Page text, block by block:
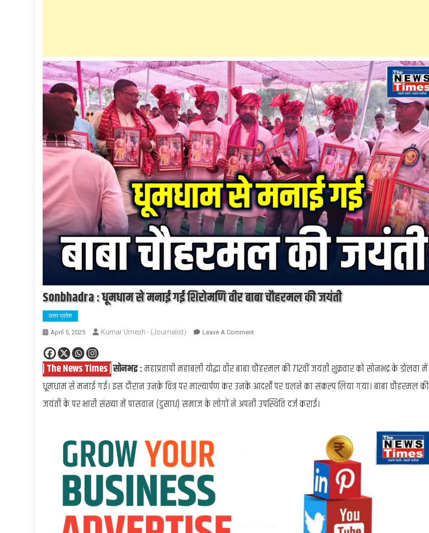
Sonbhadra : धूमधाम से मनाई गई शिरोमणि वीर बाबा चौहरमल की जयंती
उत्तर प्रदेश
April 5, 2025 Kumar Umesh - (Journalist) Leave A CommentOn
धूमधाम
मनाई
गई
| The News Times | सोनभद्र :महाप्रतापी महाबली योद्धा वीर बाबा चौहरमल की 712वीं जयंती शुक्रवार को सोनभद्र के डोलवा में
धूमधाम से मनाई गई। इस दौरान उनके चित्र पर माल्यार्पण कर उनके आदर्शों पर चलने का संकल्प लिया गया। बाबा चौहरमल की
जयंती के पर भारी संख्या में पासवान (दुसाध) समाज के लोगों ने अपनी उपस्थिति दर्ज कराई।